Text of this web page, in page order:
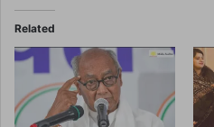
b
o
k
O
p
e
n
s
Related